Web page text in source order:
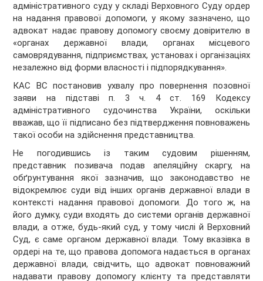
адміністративного суду у складі Верховного Суду ордер
на надання правової допомоги, у якому зазначено, що
адвокат надає правову допомогу своєму довірителю в
«органах державної влади, органах місцевого
самоврядування, підприємствах, установах і організаціях
незалежно від форми власності і підпорядкування».
КАС ВС постановив ухвалу про повернення позовної
заяви на підставі п. 3 ч. 4 ст. 169 Кодексу
адміністративного судочинства України, оскільки
вважав, що її підписано без підтвердження повноважень
такої особи на здійснення представництва.
Не погодившись із таким судовим рішенням,
представник позивача подав апеляційну скаргу, на
обґрунтування якої зазначив, що законодавство не
відокремлює суди від інших органів державної влади в
контексті надання правової допомоги. До того ж, на
його думку, суди входять до системи органів державної
влади, а отже, будь-який суд, у тому числі й Верховний
Суд, є саме органом державної влади. Тому вказівка в
ордері на те, що правова допомога надається в органах
державної влади, свідчить, що адвокат повноважний
надавати правову допомогу клієнту та представляти